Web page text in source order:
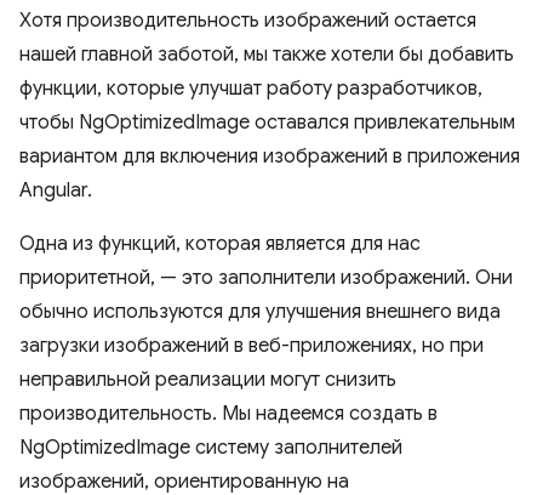
Хотя производительность изображений остается
нашей главной заботой, мы также хотели бы добавить
функции, которые улучшат работу разработчиков,
чтобы NgOptimizedImage оставался привлекательным
вариантом для включения изображений в приложения
Angular.
Одна из функций, которая является для нас
приоритетной, — это заполнители изображений. Они
обычно используются для улучшения внешнего вида
загрузки изображений в веб-приложениях, но при
неправильной реализации могут снизить
производительность. Мы надеемся создать в
NgOptimizedImage систему заполнителей
изображений, ориентированную на